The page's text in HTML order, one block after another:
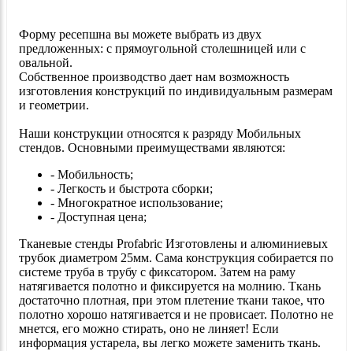
Форму ресепшна вы можете выбрать из двух
предложенных: с прямоугольной столешницей или с
овальной.
Собственное производство дает нам возможность
изготовления конструкций по индивидуальным размерам
и геометрии.
Наши конструкции относятся к разряду Мобильных
стендов. Основными преимуществами являются:
- Мобильность;
- Легкость и быстрота сборки;
- Многократное использование;
- Доступная цена;
Тканевые стенды Profabric Изготовлены и алюминиевых
трубок диаметром 25мм. Сама конструкция собирается по
системе труба в трубу с фиксатором. Затем на раму
натягивается полотно и фиксируется на молнию. Ткань
достаточно плотная, при этом плетение ткани такое, что
полотно хорошо натягивается и не провисает. Полотно не
мнется, его можно стирать, оно не линяет! Если
информация устарела, вы легко можете заменить ткань.